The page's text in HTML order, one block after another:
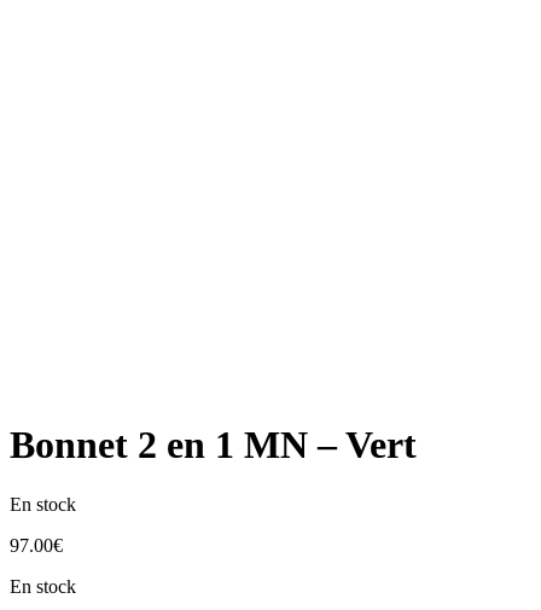
Bonnet 2 en 1 MN – Vert
En stock
97.00€
En stock